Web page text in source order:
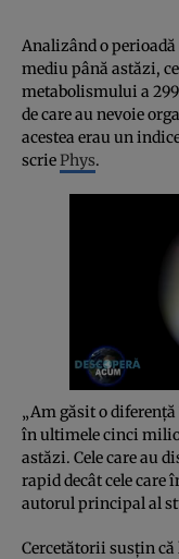
Analizând o
mediu până astăzi,
metabolismului a
de care au nevoie
acestea erau un
scriePhys.
„Am găsit o
în ultimele cinci
astăzi. Cele care au
rapid decât cele care
autorul principal al
Cercetătorii susţin